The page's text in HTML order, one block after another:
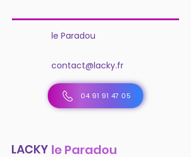
le Paradou
contact@lacky.fr
04 91 91 47 05
LACKY le Paradou